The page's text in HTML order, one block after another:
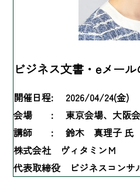
ビジネス文書・eメー
開催日程:
2026/04/24(
会場 :
東京会場、大阪
講師 :
鈴木 真理子
株式会社 ヴィタミンＭ
代表取締役 ビジネスコンサ